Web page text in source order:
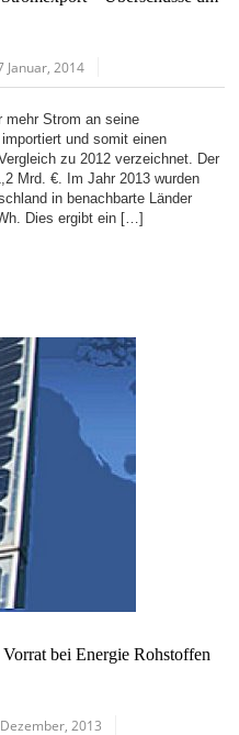
Januar, 2014
mehr Strom an seine
und somit einen
zu 2012 verzeichnet. Der
Mrd. €. Im Jahr 2013 wurden
in benachbarte Länder
Dies ergibt ein […]
bei Energie Rohstoffen
2013